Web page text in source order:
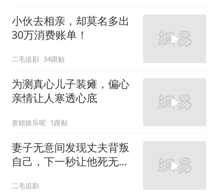
小伙去相亲，却莫名多出
30万消费账单！
二毛追剧 34跟贴
为测真心儿子装瘫，偏心
亲情让人寒透心底
壹姐娱乐呢 1跟贴
妻子无意间发现丈夫背叛
自己，下一秒让他死无葬
二毛追剧